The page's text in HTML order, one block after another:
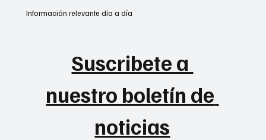
Suscribete a
nuestro boletín de
noticias
Información relevante día a día